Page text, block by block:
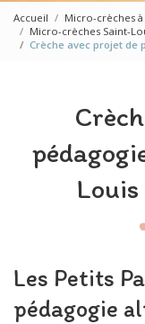
Accueil
Micro-crèches à
Micro-crèches Saint-
Crèche avec projet de
Les Petits
pédagogie